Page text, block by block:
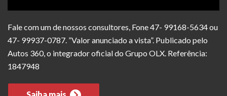
Fale com um de nossos consultores, Fone 47- 99168-5634 ou
47- 99937-0787. ”Valor anunciado a vista”. Publicado pelo
Autos 360, o integrador oficial do Grupo OLX. Referência:
1847948